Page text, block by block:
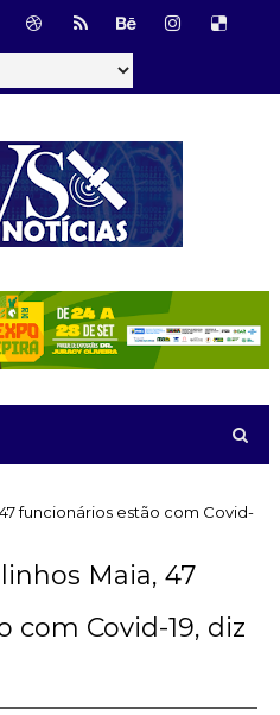
funcionários estão com Covid-
Maia, 47
com Covid-19, diz